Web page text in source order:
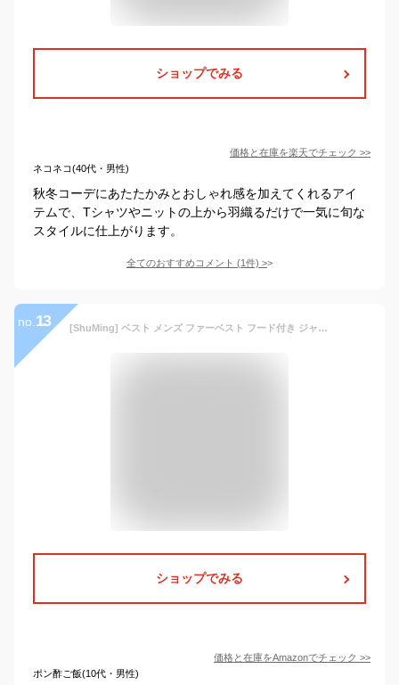
ショップでみる
価格と在庫を楽天でチェック >>
ネコネコ(40代・男性)
秋冬コーデにあたたかみとおしゃれ感を加えてくれるアイ
テムで、Tシャツやニットの上から羽織るだけで一気に旬な
スタイルに仕上がります。
全てのおすすめコメント (1件) >
no. 13 [ShuMing] ベスト メンズ ファーベスト フード付き ジャケット ノースリーブ ゆったり 毛皮ベスト フェイクファー コート ショート丈 防寒 あったか アウター 秋 冬(8コーヒー)
ショップでみる
価格と在庫をAmazonでチェック >>
ポン酢ご飯(10代・男性)